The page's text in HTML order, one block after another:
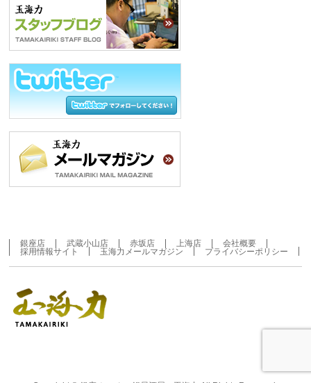
銀座店 武蔵小山店 赤坂店 上海店
会社概要
採用情報サイト
玉海力メールマガジン プライバシーポリシー